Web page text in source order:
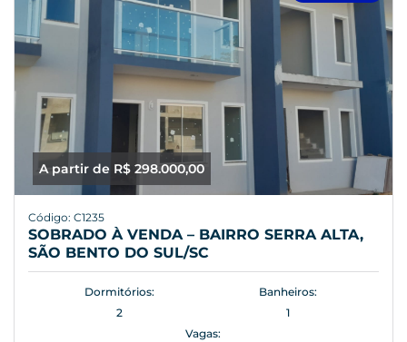
A partir de R$ 298.000,00
Código: C1235
SOBRADO À VENDA – BAIRRO SERRA ALTA,
SÃO BENTO DO SUL/SC
Dormitórios:
2
Banheiros:
1
Vagas: